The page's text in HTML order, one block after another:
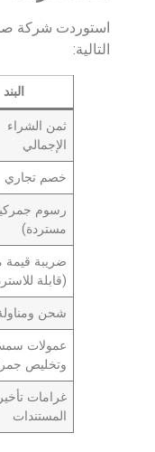
استوردت شركة
التالية:
البند
ثمن الشراء
الإجمالي
خصم تجاري
رسوم
مستردة)
ضريبة قيمة
(قابلة
شحن
عمولات
وتخليص
غرامات
المستندات